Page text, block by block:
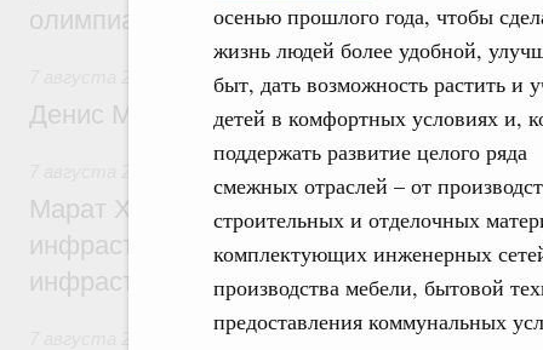
осенью прошлого года, чтобы
жизнь людей более удобной,
быт, дать возможность растить и
детей в комфортных условиях и,
поддержать развитие целого ряда
смежных отраслей – от
строительных и отделочных
комплектующих инженерных
производства мебели, бытовой
предоставления коммунальных
олимпиаде по искусственному
Общие вопросы промышленной политики
Денис Мантуров посетил Ярославскую
Бюджеты субъектов Федерации.
Марат Хуснуллин: 15 объектов
инфраструктуры построили и обновили
инфраструктурным кредитам
Развитие сельских территорий